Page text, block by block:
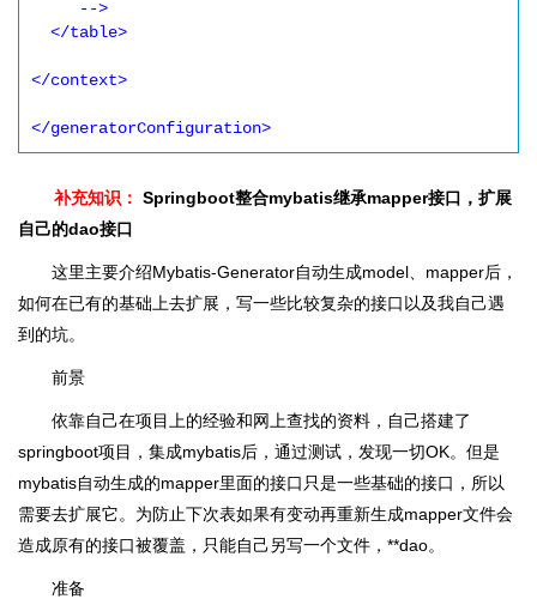
补充知识： Springboot整合mybatis继承mapper接口，扩展
自己的dao接口
这里主要介绍Mybatis-Generator自动生成model、mapper后，
如何在已有的基础上去扩展，写一些比较复杂的接口以及我自己遇
到的坑。
前景
依靠自己在项目上的经验和网上查找的资料，自己搭建了
springboot项目，集成mybatis后，通过测试，发现一切OK。但是
mybatis自动生成的mapper里面的接口只是一些基础的接口，所以
需要去扩展它。为防止下次表如果有变动再重新生成mapper文件会
造成原有的接口被覆盖，只能自己另写一个文件，**dao。
准备